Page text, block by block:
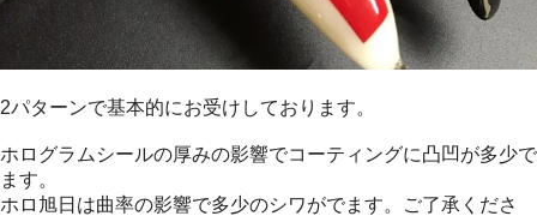
2パターンで基本的にお受けしております。
ホログラムシールの厚みの影響でコーティングに凸凹が多少で
ます。
ホロ旭日は曲率の影響で多少のシワがでます。ご了承くださ